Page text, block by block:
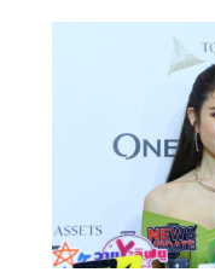
ระดับโลก ที่ผลิตโดย
One 31, Handsome